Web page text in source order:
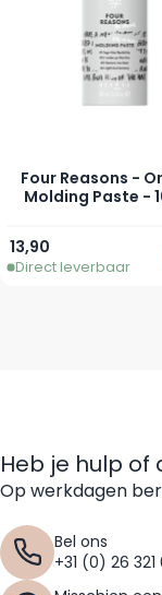
Four Reasons -
Molding Paste -
13,90
Direct leverbaar
Heb je hulp of
Op werkdagen
Bel ons
+31 (0) 26